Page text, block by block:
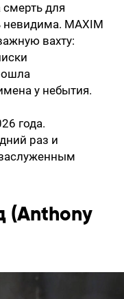
смерть для
MAXIM
вахту:
у небытия.
года.
раз и
(Anthony